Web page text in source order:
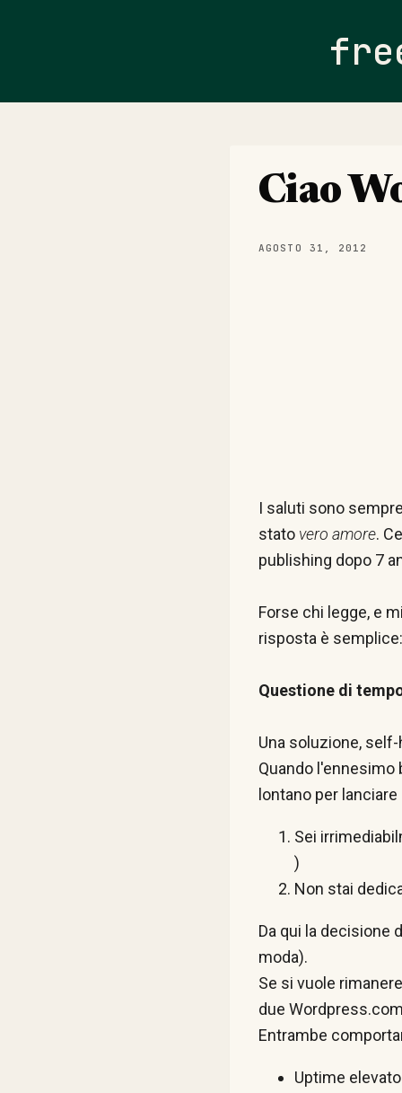
Ciao
AGOSTO 31, 2012
I saluti sono
stato vero amore.
publishing dopo 7
Forse chi legge, e
risposta è semplice:
Questione di
Una soluzione,
Quando
lontano per
Sei
)
Non stai
Da qui la decisione
moda).
Se si vuole
due
Entrambe
Uptime